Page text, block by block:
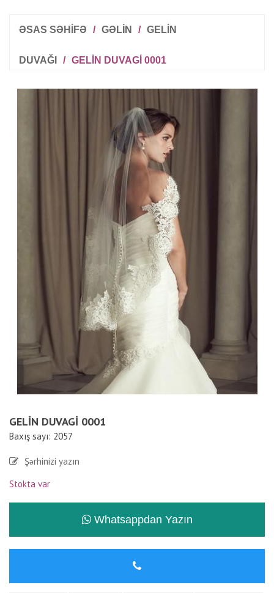
ƏSAS SƏHİFƏ / GƏLIN / GELIN
DUVAĞI / GELIN DUVAGI 0001
GELIN DUVAGI 0001
Baxış sayı: 2057
Şərhinizi yazın
Stokta var
Whatsappdan Yazın